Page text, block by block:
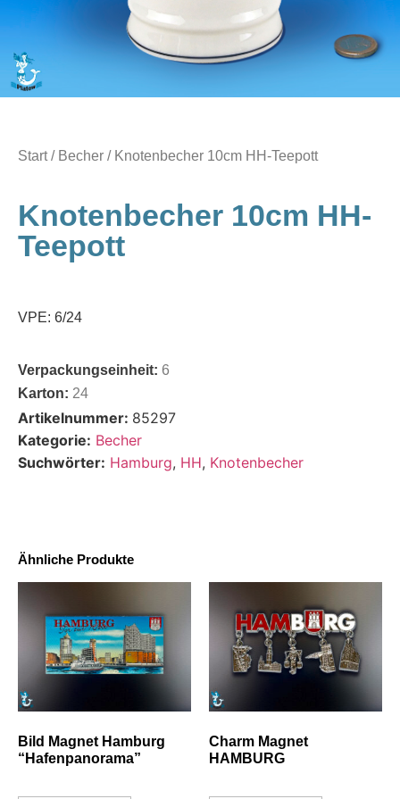
Start/ Becher / Knotenbecher 10cm HH-Teepott
Knotenbecher 10cm HH-
Teepott
VPE: 6/24
Verpackungseinheit: 6
Karton: 24
Artikelnummer: 85297
Kategorie: Becher
Suchwörter: Hamburg, HH, Knotenbecher
Ähnliche Produkte
Bild Magnet Hamburg
“Hafenpanorama”
Charm Magnet
HAMBURG